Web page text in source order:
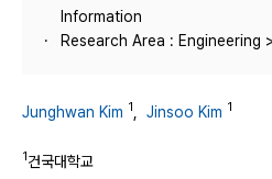
Information
Research Area : Engineering
Junghwan Kim 1 Jinsoo Kim 1
1건국대학교